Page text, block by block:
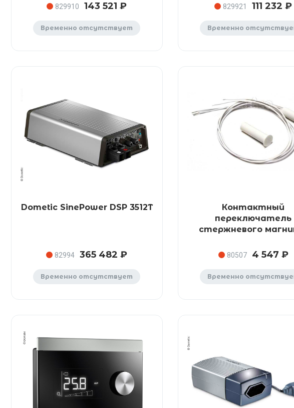
829910 143 521 ₽
Временно отсутствует
829921 111 232 ₽
Временно
Dometic SinePower DSP 3512T
82994 365 482 ₽
Временно отсутствует
Контактный
переключатель
стержневого
80507 4 547 ₽
Временно